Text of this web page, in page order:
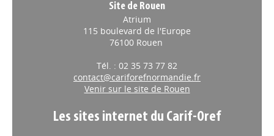
Site de Rouen
Atrium
115 boulevard de l'Europe
76100 Rouen
Tél. : 02 35 73 77 82
contact@cariforefnormandie.fr
Venir sur le site de Rouen
Les sites internet du Carif-Oref